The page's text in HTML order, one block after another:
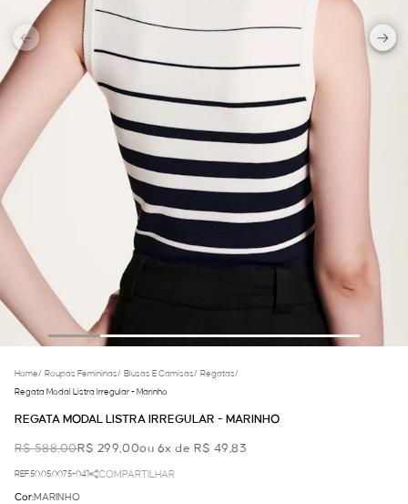
Home/ Roupas Femininas/ Blusas E Camisas/ Regatas/
Regata Modal Listra Irregular - Marinho
REGATA MODAL LISTRA IRREGULAR - MARINHO
R$ 588,00R$ 299,00ou 6x de R$ 49,83
REF.50.05.0075-041 COMPARTILHAR
Cor:MARINHO